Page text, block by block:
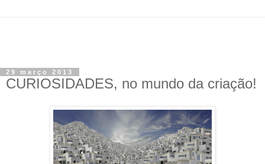
29 março 2013
CURIOSIDADES, no mundo da criação!